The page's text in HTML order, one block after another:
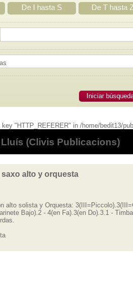
De I hasta S De T hasta
Iniciar
key "HTTP_REFERER" in /home/bedit13/
Lluís (Clivis Publicacions)
alto y orquesta
alto solista y Orquesta:
Bajo).2 - 4(en Fa).3(en Do).3.1 -